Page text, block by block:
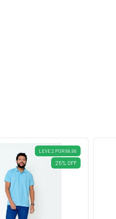
LEVE 2 POR 99,99
25% OFF